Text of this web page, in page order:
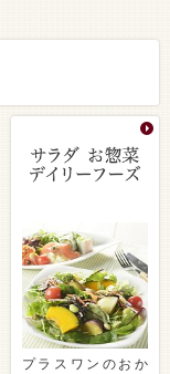
プラスワンのおか